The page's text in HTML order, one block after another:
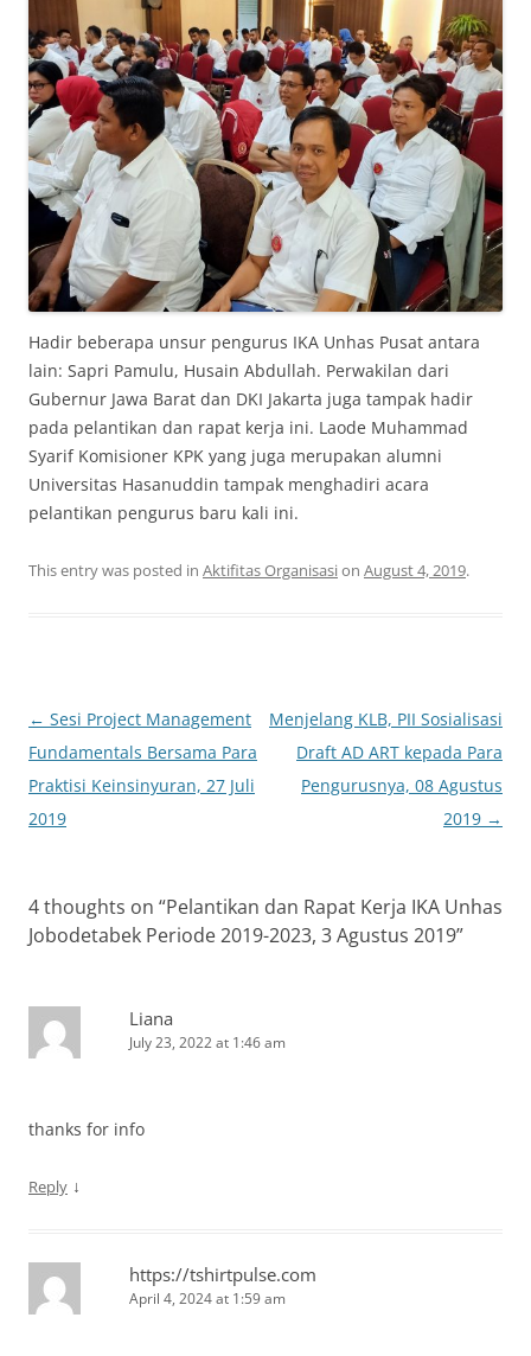
Hadir beberapa unsur pengurus IKA Unhas Pusat antara
lain: Sapri Pamulu, Husain Abdullah. Perwakilan dari
Gubernur Jawa Barat dan DKI Jakarta juga tampak hadir
pada pelantikan dan rapat kerja ini. Laode Muhammad
Syarif Komisioner KPK yang juga merupakan alumni
Universitas Hasanuddin tampak menghadiri acara
pelantikan pengurus baru kali ini.
This entry was posted in Aktifitas Organisasion August 4, 2019.
Post
navigation
← Sesi Project Management
Fundamentals Bersama Para
Praktisi Keinsinyuran, 27 Juli
2019
Menjelang KLB, PII Sosialisasi
Draft AD ART kepada Para
Pengurusnya, 08 Agustus
2019 →
4 thoughts on “Pelantikan dan Rapat Kerja IKA Unhas
Jobodetabek Periode 2019-2023, 3 Agustus 2019”
Liana
July 23, 2022 at 1:46 am
thanks for info
Reply ↓
https://tshirtpulse.com
April 4, 2024 at 1:59 am